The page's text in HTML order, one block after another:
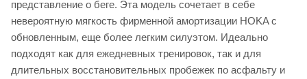
представление о беге. Эта модель сочетает в себе
невероятную мягкость фирменной амортизации HOKA с
обновленным, еще более легким силуэтом. Идеально
подходят как для ежедневных тренировок, так и для
длительных восстановительных пробежек по асфальту и